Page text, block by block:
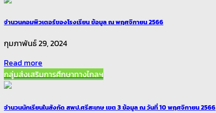
จำนวนคอมพิวเตอร์ของโรงเรียน ข้อมูล ณ พฤศจิกายน 2566
กุมภาพันธ์ 29, 2024
Read more
กลุ่มส่งเสริมการศึกษาทางไกลฯ
จำนวนนักเรียนในสังกัด สพป.ศรีสะเกษ เขต 3 ข้อมูล ณ วันที่ 10 พฤศจิกายน 2566